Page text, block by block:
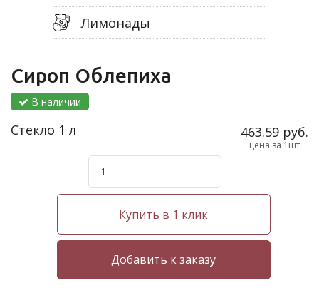
Лимонады
Сироп Облепиха
В наличии
Стекло 1 л 463.59 руб.
цена за 1шт
Купить в 1 клик